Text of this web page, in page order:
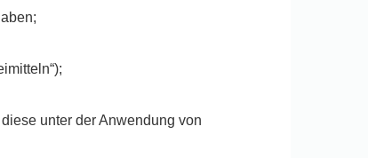
unter der Anwendung von